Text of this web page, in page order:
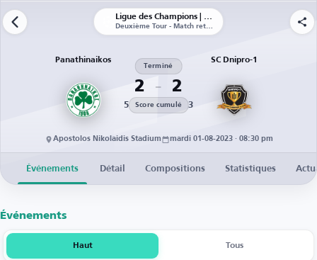
Ligue des Champions | Qualifications
Deuxième Tour - Match retour
Panathinaikos
2
Terminé
2
5 Score cumulé 3
SC Dnipro-1
Apostolos Nikolaidis Stadium mardi 01-08-2023 · 08:30 pm
Événements Détail Compositions Statistiques
Événements
Haut Tous